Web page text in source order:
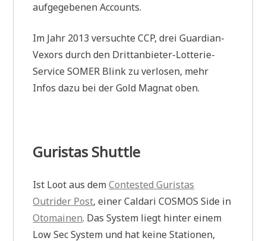
aufgegebenen Accounts.
Im Jahr 2013 versuchte CCP, drei Guardian-
Vexors durch den Drittanbieter-Lotterie-
Service SOMER Blink zu verlosen, mehr
Infos dazu bei der Gold Magnat oben.
Guristas Shuttle
Ist Loot aus demContested Guristas
Outrider Post, einer Caldari COSMOS Side in
Otomainen. Das System liegt hinter einem
Low Sec System und hat keine Stationen,